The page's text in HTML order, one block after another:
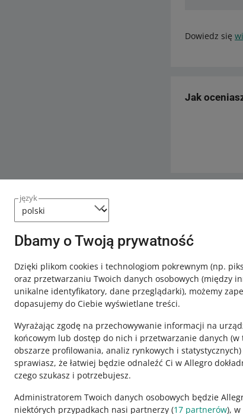
język
Dbamy o Twoją prywatność
Dzięki plikom cookies i technologiom pokrewnym (np.
oraz przetwarzaniu Twoich danych osobowych (między
unikalne identyfikatory, dane przeglądarki), możemy
dopasujemy do Ciebie wyświetlane treści.
Wyrażając zgodę na przechowywanie informacji na
końcowym lub dostęp do nich i przetwarzanie danych (w
obszarze profilowania, analiz rynkowych i statystycznych)
sprawiasz, że łatwiej będzie odnaleźć Ci w Allegro
czego szukasz i potrzebujesz.
Administratorem Twoich danych osobowych będzie
niektórych przypadkach nasi partnerzy (17 partnerów),
Dowiedz się
Jak